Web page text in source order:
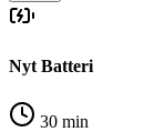
Nyt Batteri
30 min